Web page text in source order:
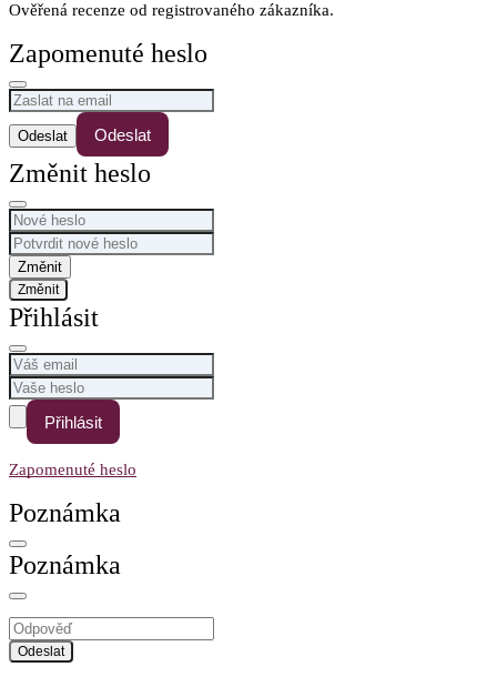
Ověřená recenze od registrovaného zákazníka.
Zapomenuté heslo
Odeslat
Změnit heslo
Změnit
Přihlásit
Přihlásit
Zapomenuté heslo
Poznámka
Poznámka
Odeslat